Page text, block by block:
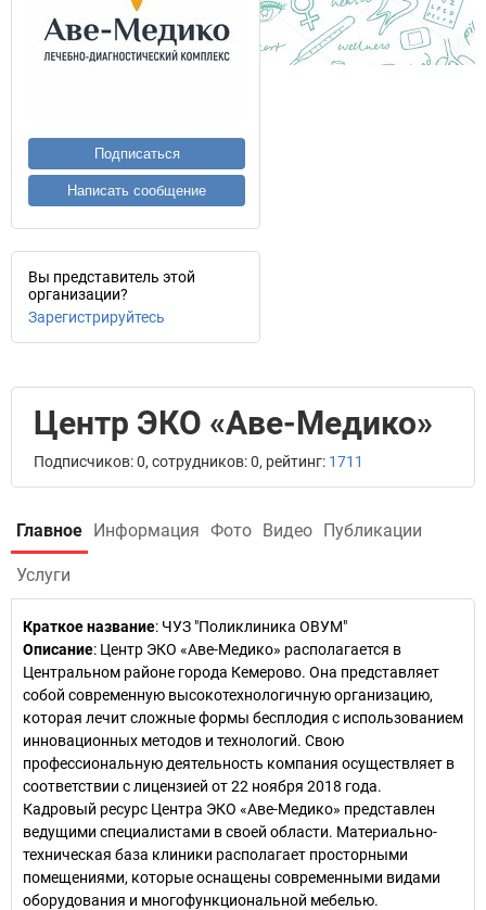
Подписаться
Написать сообщение
Вы представитель этой
организации?
Зарегистрируйтесь
Центр ЭКО «Аве-Медико»
Подписчиков: 0, сотрудников: 0, рейтинг: 1711
Главное Информация Фото Видео Публикации
Услуги
Краткое название: ЧУЗ "Поликлиника ОВУМ"
Описание: Центр ЭКО «Аве-Медико» располагается в
Центральном районе города Кемерово. Она представляет
собой современную высокотехнологичную организацию,
которая лечит сложные формы бесплодия с использованием
инновационных методов и технологий. Свою
профессиональную деятельность компания осуществляет в
соответствии с лицензией от 22 ноября 2018 года.
Кадровый ресурс Центра ЭКО «Аве-Медико» представлен
ведущими специалистами в своей области. Материально-
техническая база клиники располагает просторными
помещениями, которые оснащены современными видами
оборудования и многофункциональной мебелью.